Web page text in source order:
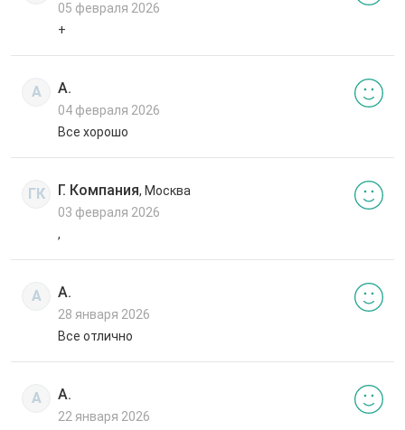
05 февраля 2026
+
А А.
04 февраля 2026
Все хорошо
ГК Г. Компания, Москва
03 февраля 2026
,
А А.
28 января 2026
Все отлично
А А.
22 января 2026